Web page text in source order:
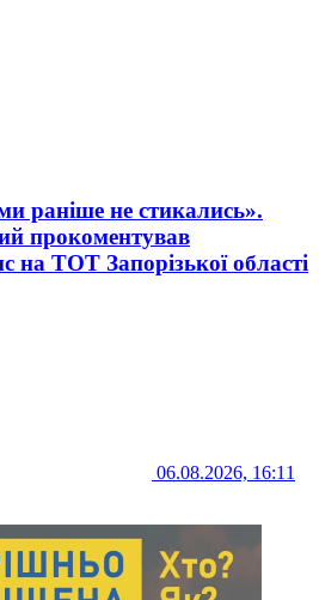
раніше не стикались».
прокоментував
на ТОТ Запорізької області
06.08.2026, 16:11